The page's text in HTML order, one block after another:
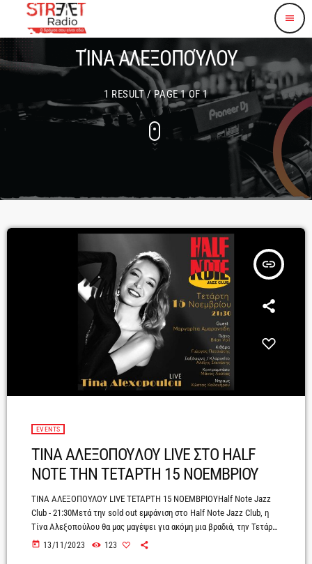
menu
ΤΊΝΑ ΑΛΕΞΟΠΟΎΛΟΥ
1 RESULT / PAGE 1 OF 1
insert_link
EVENTS
ΤΙΝΑ ΑΛΕΞΟΠΟΥΛΟΥ LIVE ΣΤΟ HALF
NOTE ΤΗΝ ΤΕΤΑΡΤΗ 15 ΝΟΕΜΒΡΙΟΥ
ΤΙΝΑ ΑΛΕΞΟΠΟΥΛΟΥ LIVE ΤΕΤΑΡΤΗ 15 ΝΟΕΜΒΡΙΟΥHalf Note Jazz
Club - 21:30Μετά την sold out εμφάνιση στο Half Note Jazz Club, η
Τίνα Αλεξοπούλου θα μας μαγέψει για ακόμη μια βραδιά, την Τετάρτη
15 Νοεμβρίου!Με jazzy διάθεση και αξεπέραστες μελωδίες,
today 13/11/2023 123